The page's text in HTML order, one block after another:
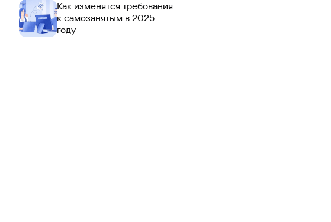
Как изменятся требования
к самозанятым в 2025
году